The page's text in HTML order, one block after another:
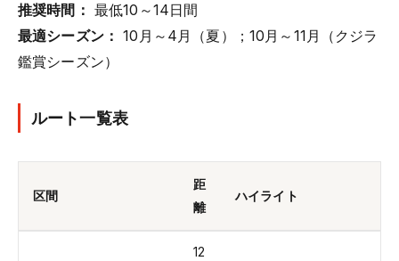
推奨時間： 最低10～14日間
最適シーズン： 10月～4月（夏）；10月～11月（クジラ
鑑賞シーズン）
ルート一覧表
区間
距
離
ハイライト
12